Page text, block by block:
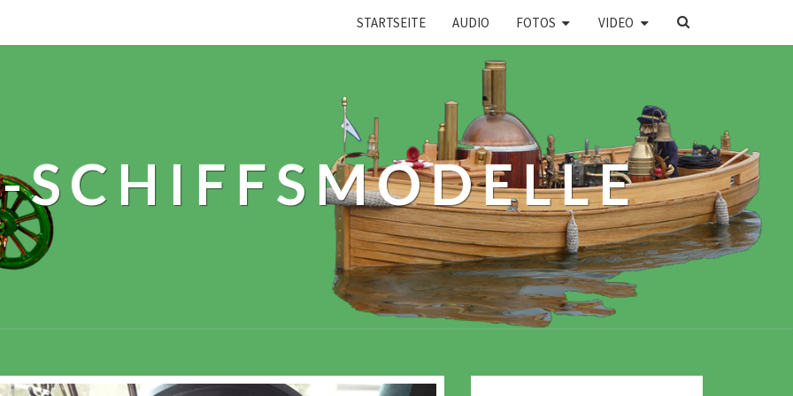
STARTSEITE AUDIO FOTOS VIDEO
SEARCH
SCHIFFSMODELLE